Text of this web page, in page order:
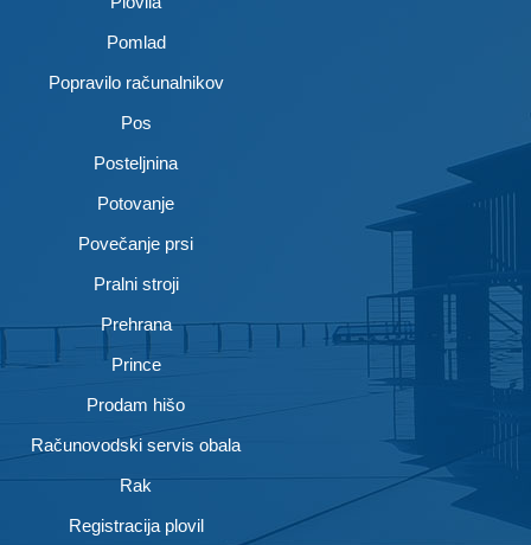
Pomlad
Popravilo računalnikov
Pos
Posteljnina
Potovanje
Povečanje prsi
Pralni stroji
Prehrana
Prince
Prodam hišo
Računovodski servis obala
Rak
Registracija plovil